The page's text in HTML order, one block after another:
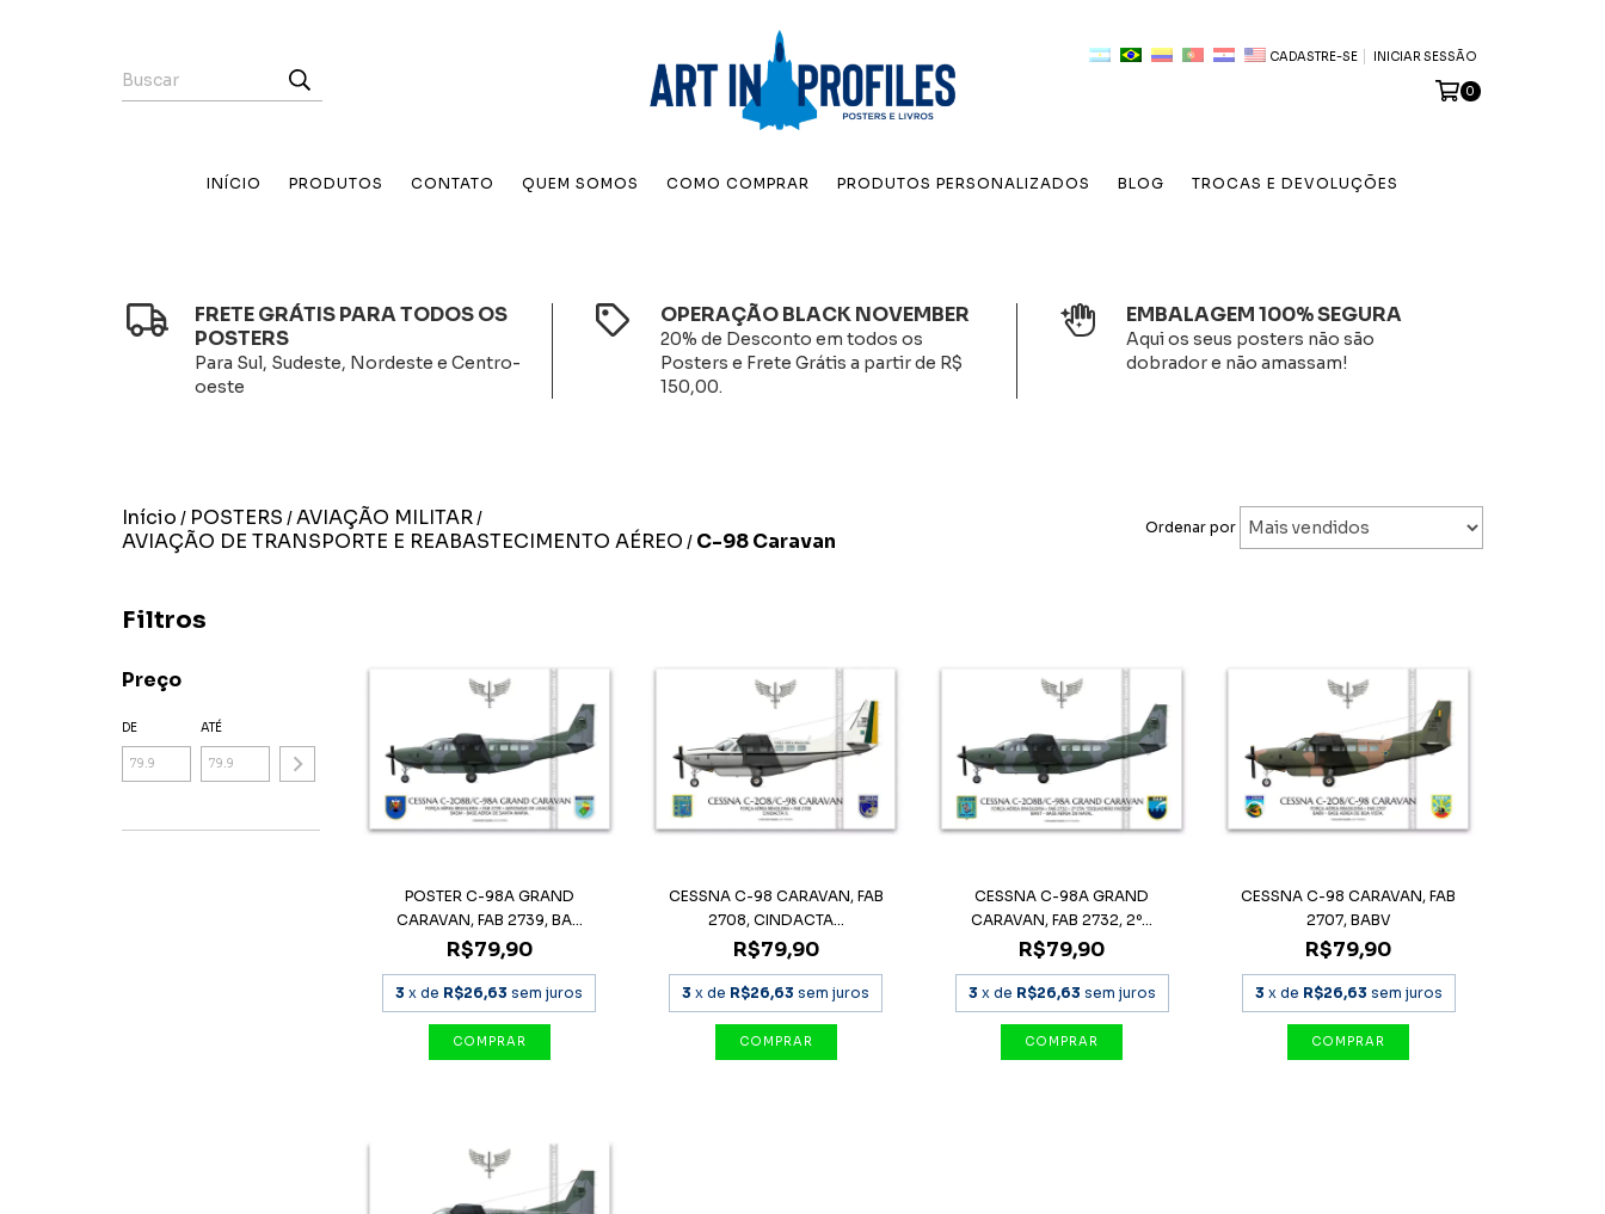
CADASTRE-SE INICIAR SESSÃO
0
INÍCIO PRODUTOS CONTATO QUEM SOMOS COMO COMPRAR PRODUTOS PERSONALIZADOS BLOG TROCAS E DEVOLUÇÕES
FRETE GRÁTIS PARA TODOS OS
POSTERS
Para Sul, Sudeste, Nordeste e Centro-
oeste
OPERAÇÃO BLACK NOVEMBER
20% de Desconto em todos os
Posters e Frete Grátis a partir de R$
150,00.
EMBALAGEM 100% SEGURA
Aqui os seus posters não são
dobrador e não amassam!
Início / POSTERS /AVIAÇÃO MILITAR/
AVIAÇÃO DE TRANSPORTE E REABASTECIMENTO AÉREO / C-98 Caravan
Ordenar por
Filtros
Preço
DE ATÉ
POSTER C-98A GRAND
CARAVAN, FAB 2739, BA...
R$79,90
3 x de R$26,63 sem juros
CESSNA C-98 CARAVAN, FAB
2708, CINDACTA...
R$79,90
3 x de R$26,63 sem juros
CESSNA C-98A GRAND
CARAVAN, FAB 2732, 2º...
R$79,90
3 x de R$26,63 sem juros
CESSNA C-98 CARAVAN, FAB
2707, BABV
R$79,90
3 x de R$26,63 sem juros